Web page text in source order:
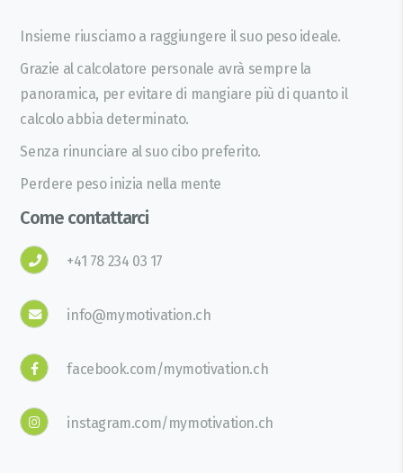
Insieme riusciamo a raggiungere il suo peso ideale.
Grazie al calcolatore personale avrà sempre la
panoramica, per evitare di mangiare più di quanto il
calcolo abbia determinato.
Senza rinunciare al suo cibo preferito.
Perdere peso inizia nella mente
Come contattarci
+41 78 234 03 17
info@mymotivation.ch
facebook.com/mymotivation.ch
instagram.com/mymotivation.ch